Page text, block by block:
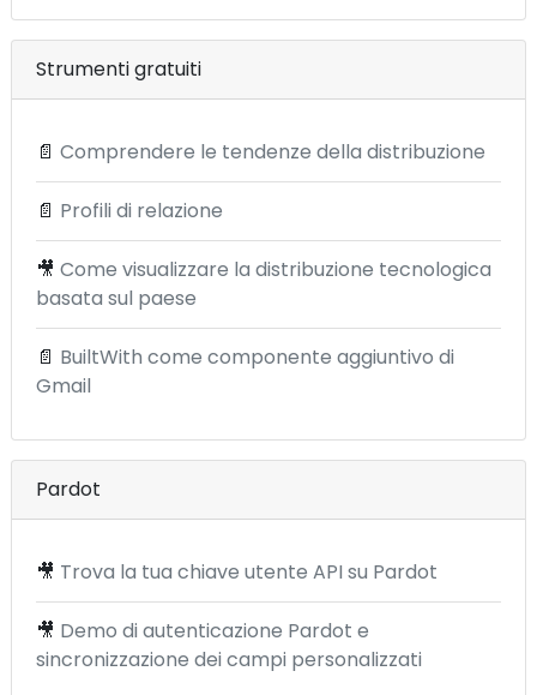
Strumenti gratuiti
📄 Comprendere le tendenze della distribuzione
📄 Profili di relazione
🎥 Come visualizzare la distribuzione tecnologica
basata sul paese
📄 BuiltWith come componente aggiuntivo di
Gmail
Pardot
🎥 Trova la tua chiave utente API su Pardot
🎥 Demo di autenticazione Pardot e
sincronizzazione dei campi personalizzati